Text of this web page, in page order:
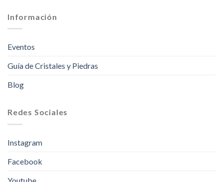
Información
Eventos
Guía de Cristales y Piedras
Blog
Redes Sociales
Instagram
Facebook